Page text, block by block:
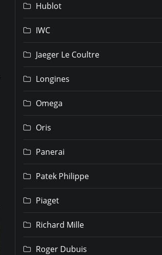
Hublot
IWC
Jaeger Le Coultre
Longines
Omega
Oris
Panerai
Patek Philippe
Piaget
Richard Mille
Roger Dubuis